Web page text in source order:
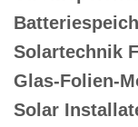
Solartechnik
Glas-Folien-
Solar